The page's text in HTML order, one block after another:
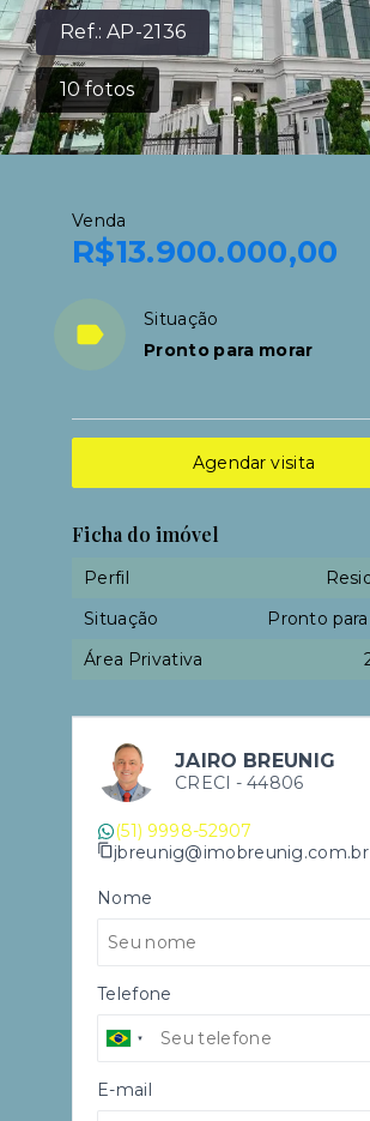
Ref.:AP-2136
10fotos
Venda
R$13.900.000,00
Situação
Pronto para morar
Agendar visita
Ficha do imóvel
Perfil
Situação
Pronto
Área Privativa
JAIRO BREUNIG
CRECI - 44806
(51) 9998-52907
jbreunig@imobreunig.com.br
Nome
Telefone
E-mail